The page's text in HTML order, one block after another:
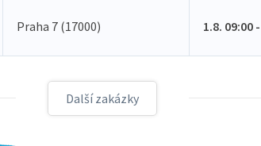
Praha 7 (17000) 1.8. 09:00
Další zakázky